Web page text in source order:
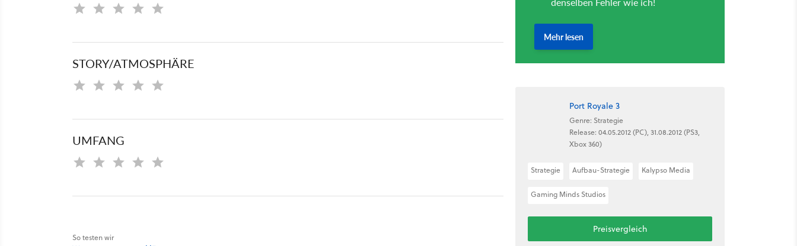
STORY/ATMOSPHÄRE
UMFANG
So testen wir
Port Royale 3
Genre: Strategie
Release: 04.05.2012 (PC), 31.08.2012 (PS3,
Xbox 360)
Strategie Aufbau-Strategie Kalypso Media
Gaming Minds Studios
Preisvergleich